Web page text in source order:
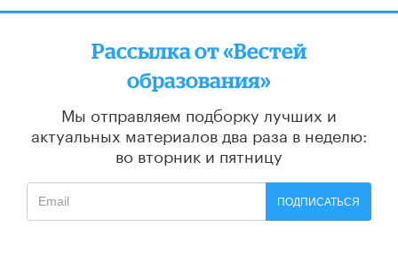
Рассылка от «Вестей
образования»
Мы отправляем подборку лучших и
актуальных материалов два раза в неделю:
во вторник и пятницу
ПОДПИСАТЬСЯ